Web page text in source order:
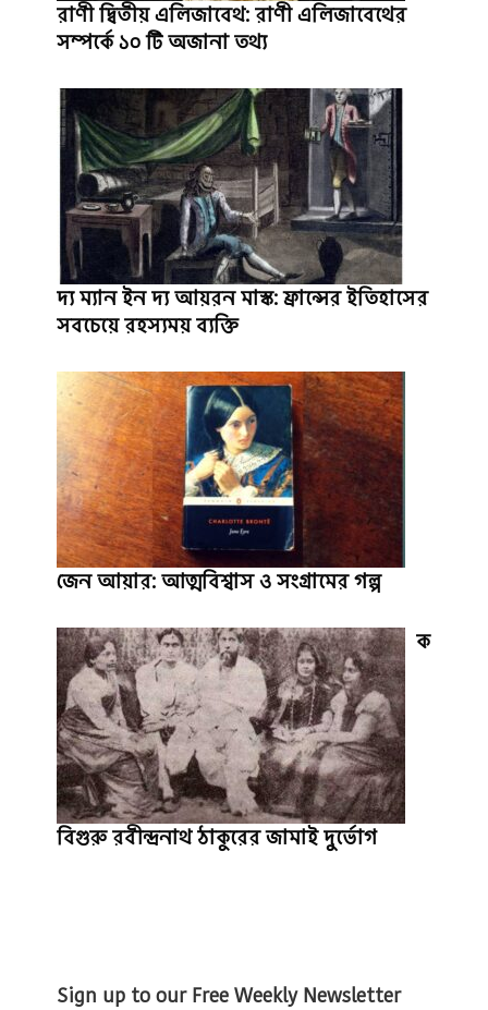
রাণী দ্বিতীয় এলিজাবেথ: রাণী এলিজাবেথের
সম্পর্কে ১০ টি অজানা তথ্য
দ্য ম্যান ইন দ্য আয়রন মাস্ক: ফ্রান্সের ইতিহাসের
সবচেয়ে রহস্যময় ব্যক্তি
জেন আয়ার: আত্মবিশ্বাস ও সংগ্রামের গল্প
ক
বিগুরু রবীন্দ্রনাথ ঠাকুরের জামাই দুর্ভোগ
Sign up to our Free Weekly Newsletter